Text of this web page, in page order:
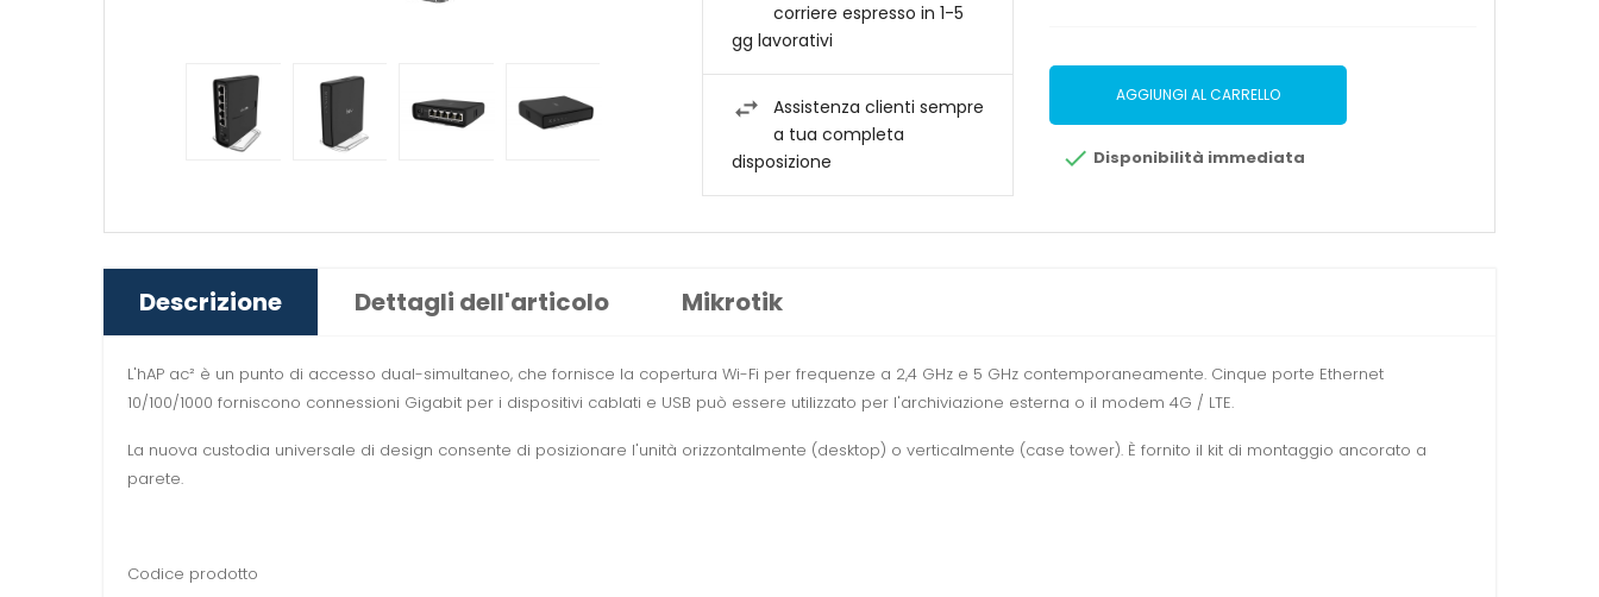
AGGIUNGI AL CARRELLO
 Disponibilità immediata
corriere espresso in 1-5
gg lavorativi
Assistenza clienti sempre
a tua completa
disposizione
Descrizione Dettagli dell'articolo Mikrotik
L'hAP ac² è un punto di accesso dual-simultaneo, che fornisce la copertura Wi-Fi per frequenze a 2,4 GHz e 5 GHz contemporaneamente. Cinque porte Ethernet
10/100/1000 forniscono connessioni Gigabit per i dispositivi cablati e USB può essere utilizzato per l'archiviazione esterna o il modem 4G / LTE.
La nuova custodia universale di design consente di posizionare l'unità orizzontalmente (desktop) o verticalmente (case tower). È fornito il kit di montaggio ancorato a
parete.
Codice prodotto